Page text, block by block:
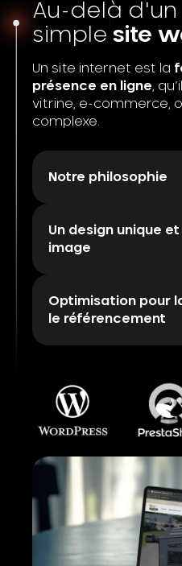
Au-delà d'un
simple site
Un site internet est la
présence en ligne,
vitrine, e-commerce,
complexe.
Notre philosophie
Un design unique
image
Optimisation pour
le référencement